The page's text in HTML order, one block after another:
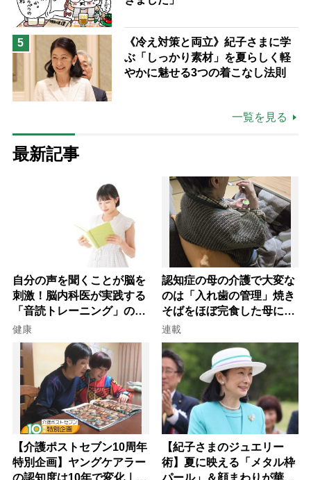
5
《冷え対策と両立》紀子さまに学
ぶ「しっかり素材」を夏らしく軽
やかに魅せる3つの着こなし法則
一覧を見る
最新記事
自分の声を聞くことが脳を
刺激！脳内科医が実践する
「音読トレーニング」の極
意
健康
認知症の母の介護で大変な
のは「入れ歯の管理」焼き
そばをほぼ完食した母に息
子が血の気が引いた理由
連載
【介護ポストセブン10周年
特別企画】ヤングケアラー
の認知度は10年で変化｜流
【紀子さまのジュエリー
術】夏に映える「メタル枠
パール」＆顔まわりが華や